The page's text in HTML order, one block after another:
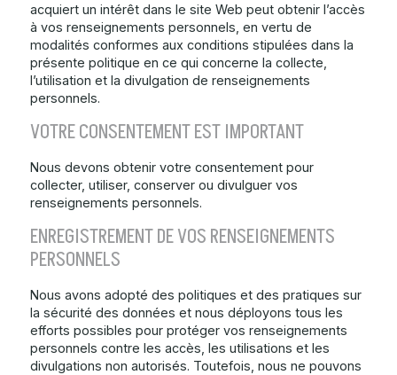
acquiert un intérêt dans le site Web peut obtenir l’accès
à vos renseignements personnels, en vertu de
modalités conformes aux conditions stipulées dans la
présente politique en ce qui concerne la collecte,
l’utilisation et la divulgation de renseignements
personnels.
VOTRE CONSENTEMENT EST IMPORTANT
Nous devons obtenir votre consentement pour
collecter, utiliser, conserver ou divulguer vos
renseignements personnels.
ENREGISTREMENT DE VOS RENSEIGNEMENTS
PERSONNELS
Nous avons adopté des politiques et des pratiques sur
la sécurité des données et nous déployons tous les
efforts possibles pour protéger vos renseignements
personnels contre les accès, les utilisations et les
divulgations non autorisés. Toutefois, nous ne pouvons